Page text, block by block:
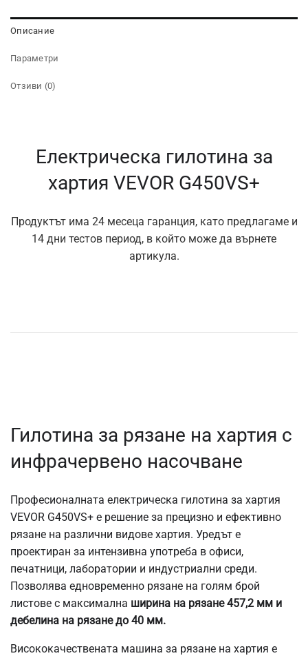
Описание
Параметри
Отзиви (0)
Електрическа гилотина за
хартия VEVOR G450VS+
Продуктът има 24 месеца гаранция, като предлагаме и
14 дни тестов период, в който може да върнете
артикула.
Гилотина за рязане на хартия с
инфрачервено насочване
Професионалната електрическа гилотина за хартия
VEVOR G450VS+ е решение за прецизно и ефективно
рязане на различни видове хартия. Уредът е
проектиран за интензивна употреба в офиси,
печатници, лаборатории и индустриални среди.
Позволява едновременно рязане на голям брой
листове с максимална ширина на рязане 457,2 мм и
дебелина на рязане до 40 мм.
Висококачествената машина за рязане на хартия е